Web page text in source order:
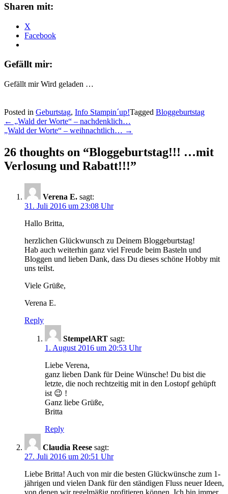
Sharen mit:
X
Facebook
Gefällt mir:
Gefällt mir Wird geladen …
Posted in Geburtstag, Info Stampin´up!Tagged Bloggeburtstag
Post
navigation
← „Wald der Worte“ – nachdenklich…
„Wald der Worte“ – weihnachtlich… →
26 thoughts on “Bloggeburtstag!!! …mit
Verlosung und Rabatt!!!”
Verena E. sagt:
31. Juli 2016 um 23:08 Uhr
Hallo Britta,
herzlichen Glückwunsch zu Deinem Bloggeburtstag!
Hab auch weiterhin ganz viel Freude beim Basteln und
Bloggen und lieben Dank, dass Du dieses schöne Hobby mit
uns teilst.
Viele Grüße,
Verena E.
Reply
StempelART sagt:
1. August 2016 um 20:53 Uhr
Liebe Verena,
ganz lieben Dank für Deine Wünsche! Du bist die
letzte, die noch rechtzeitig mit in den Lostopf gehüpft
ist 😉 !
Ganz liebe Grüße,
Britta
Reply
Claudia Reese sagt:
27. Juli 2016 um 20:51 Uhr
Liebe Britta! Auch von mir die besten Glückwünsche zum 1-
jährigen und vielen Dank für den ständigen Fluss neuer Ideen,
von denen wir regelmäßig profitieren können. Ich bin immer